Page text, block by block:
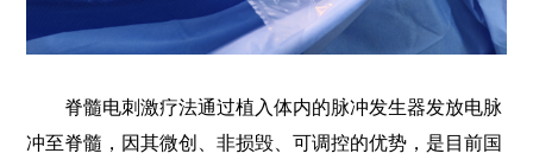
脊髓电刺激疗法通过植入体内的脉冲发生器发放电脉
冲至脊髓，因其微创、非损毁、可调控的优势，是目前国